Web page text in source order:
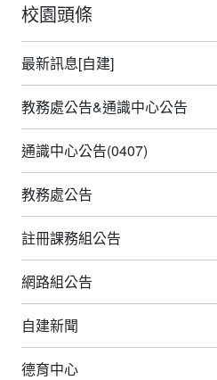
校園頭條
最新訊息[自建]
教務處公告&通識中心公告
通識中心公告(0407)
教務處公告
註冊課務組公告
網路組公告
自建新聞
德育中心